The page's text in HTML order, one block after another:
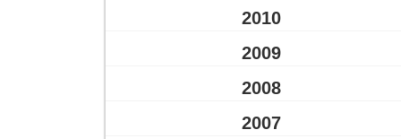
2010
2009
2008
2007